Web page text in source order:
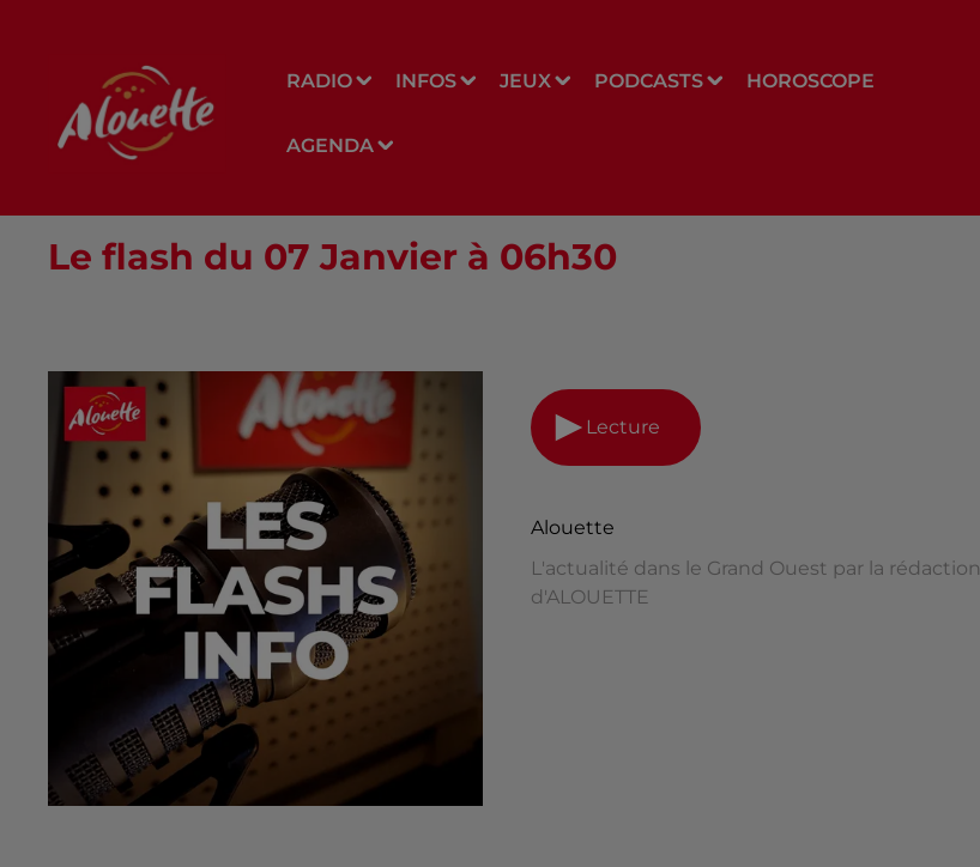
RADIO INFOS JEUX PODCASTS HOROSCOPE
AGENDA
Le flash du 07 Janvier à 06h30
Lecture
Alouette
L'actualité dans le Grand Ouest par la rédaction
d'ALOUETTE